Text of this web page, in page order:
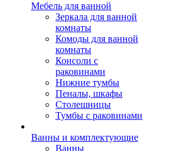
Мебель для ванной
Зеркала для ванной
комнаты
Комоды для ванной
комнаты
Консоли с
раковинами
Нижние тумбы
Пеналы, шкафы
Столешницы
Тумбы с раковинами
Ванны и комплектующие
Ванны